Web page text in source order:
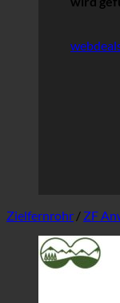
Zielfernrohr / ZF